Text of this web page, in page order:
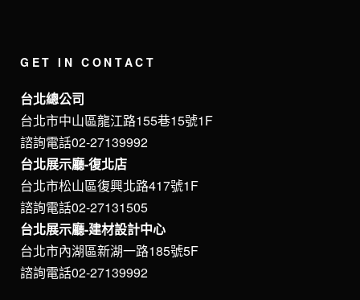
GET IN CONTACT
台北總公司
台北市中山區龍江路155巷15號1F
諮詢電話02-27139992
台北展示廳-復北店
台北市松山區復興北路417號1F
諮詢電話02-27131505
台北展示廳-建材設計中心
台北市內湖區新湖一路185號5F
諮詢電話02-27139992